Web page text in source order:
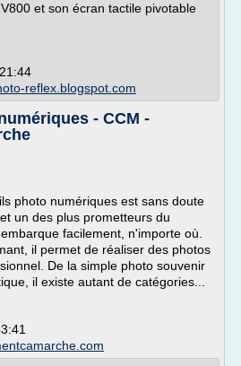
et son écran tactile pivotable
reflex.blogspot.com
- CCM -
photo numériques est sans doute
un des plus prometteurs du
facilement, n'importe où.
il permet de réaliser des photos
De la simple photo souvenir
il existe autant de catégories...